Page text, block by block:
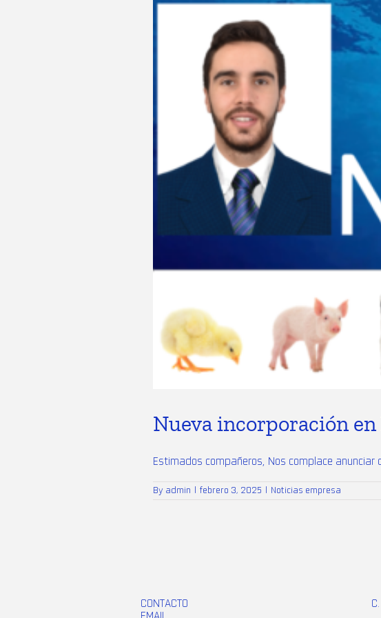
Nueva incorporación
Estimados compañeros, Nos complace anunciar
By admin febrero 3, 2025 Noticias empresa
CONTACTO